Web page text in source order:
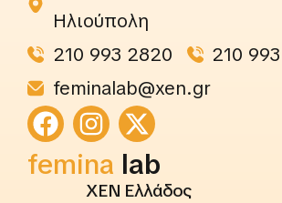
Ηλιούπολη
210 993 2820
210
feminalab@xen.gr
femina rightslab
ΧΕΝ Ελλάδος